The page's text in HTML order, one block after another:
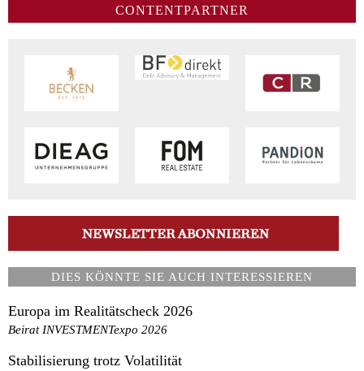
CONTENTPARTNER
DIES KÖNNTE SIE AUCH INTERESSIEREN
Europa im Realitätscheck 2026
Beirat INVESTMENTexpo 2026
Stabilisierung trotz Volatilität